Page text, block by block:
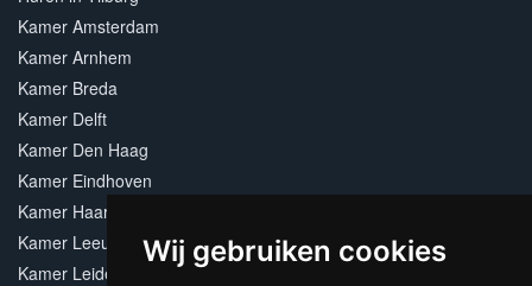
Wij gebruiken cookies
Kamer Amsterdam
Kamer Arnhem
Kamer Breda
Kamer Delft
Kamer Den Haag
Kamer Eindhoven
Kamer Haarlem
Kamer Leeuwarden
Kamer Leiden